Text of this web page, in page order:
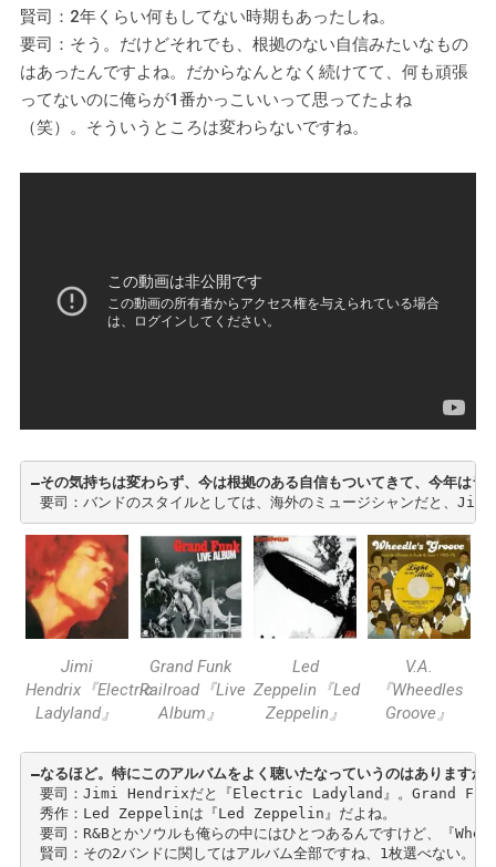
賢司：2年くらい何もしてない時期もあったしね。
要司：そう。だけどそれでも、根拠のない自信みたいなもの
はあったんですよね。だからなんとなく続けてて、何も頑張
ってないのに俺らが1番かっこいいって思ってたよね
（笑）。そういうところは変わらないですね。
―その気持ちは変わらず、今は根拠のある自信もついてきて、今年は
要司：バンドのスタイルとしては、海外のミュージシャンだと
Jimi
Hendrix『Electric
Ladyland』
Grand Funk
Railroad『Live
Album』
Led
Zeppelin『Led
Zeppelin』
V.A.
『Wheedles
Groove』
―なるほど。特にこのアルバムをよく聴いたなっていうのはありますか
要司：Jimi Hendrixだと『Electric Ladyland』。Grand Funk
秀作：Led Zeppelinは『Led Zeppelin』だよね。
要司：R&Bとかソウルも俺らの中にはひとつあるんですけど、『
賢司：その2バンドに関してはアルバム全部ですね、1枚選べない。